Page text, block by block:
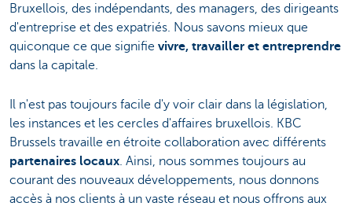
Bruxellois, des indépendants, des managers, des dirigeants
d'entreprise et des expatriés. Nous savons mieux que
quiconque ce que signifie vivre, travailler et entreprendre
dans la capitale.
Il n'est pas toujours facile d'y voir clair dans la législation,
les instances et les cercles d'affaires bruxellois. KBC
Brussels travaille en étroite collaboration avec différents
partenaires locaux. Ainsi, nous sommes toujours au
courant des nouveaux développements, nous donnons
accès à nos clients à un vaste réseau et nous offrons aux